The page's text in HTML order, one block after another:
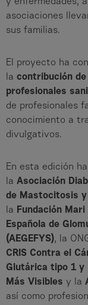
asociaciones
sus familias.
El proyecto ha
la contribución
profesionales
de profesionales
conocimiento a
divulgativos.
En esta edición
la Asociación
de Mastocitosis y
la Fundación Mari
Española de
(AEGEFYS), la
CRIS Contra el
Glutárica tipo 1 y
Más Visibles y la
así como